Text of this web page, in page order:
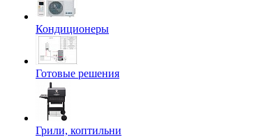
Кондиционеры
Готовые решения
Грили, коптильни